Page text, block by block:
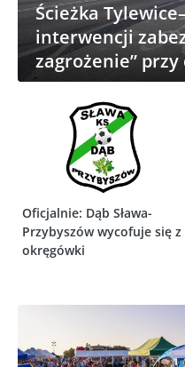
Ścieżka
interwencji
zagrożenie”
Oficjalnie: Dąb Sława-
Przybyszów wycofuje się z
okręgówki